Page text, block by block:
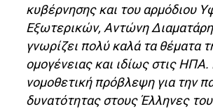
κυβέρνησης και του αρμόδιου
Εξωτερικών, Αντώνη
γνωρίζει πολύ καλά τα θέματα
ομογένειας και ιδίως στις
νομοθετική πρόβλεψη για την
δυνατότητας στους Έλληνες